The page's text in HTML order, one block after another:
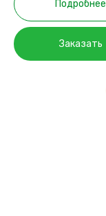
Подробнее
Заказать